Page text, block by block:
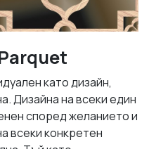
като дизайн,
Дизайна на всеки един
според желанието и
всеки конкретен